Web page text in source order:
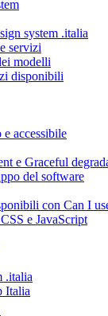
system .italia
servizi
modelli
disponibili
accessibile
e Graceful
del software
con Can I
e JavaScript
.italia
Italia